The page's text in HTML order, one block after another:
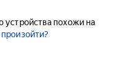
устройства похожи на